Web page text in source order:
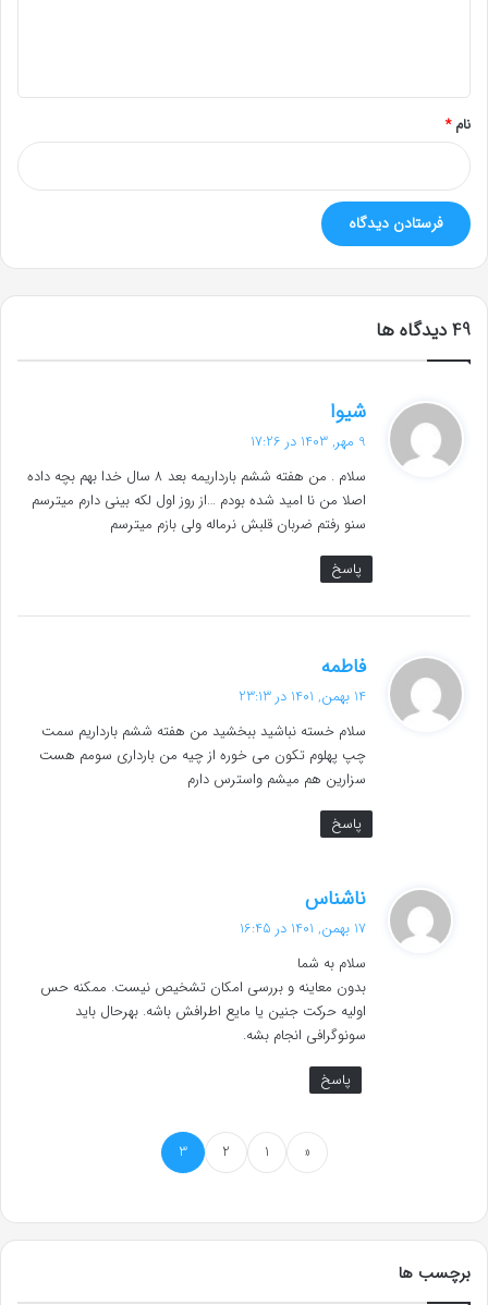
نام*
‫49 دیدگاه ها
شیوا
ف
9 مهر, 1403 در 17:26
سلام . من هفته ششم بارداریمه بعد ۸ سال خدا بهم بچه داده
اصلا من نا امید شده بودم …از روز اول لکه بینی دارم میترسم
سنو رفتم ضربان قلبش نرماله ولی بازم میترسم
پاسخ
فاطمه
:
14 بهمن, 1401 در 23:13
سلام خسته نباشید ببخشید من هفته ششم بارداریم سمت
چپ پهلوم تکون می خوره از چیه من بارداری سومم هست
سزارین هم میشم واسترس دارم
پاسخ
ناشناس
ف
:
17 بهمن, 1401 در 16:45
سلام به شما
بدون معاینه و بررسی امکان تشخیص نیست. ممکنه حس
اولیه حرکت جنین یا مایع اطرافش باشه. بهرحال باید
سونوگرافی انجام بشه.
پاسخ
«
1
2
3
برچسب ها